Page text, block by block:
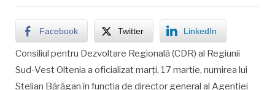
Facebook Twitter LinkedIn
Consiliul pentru Dezvoltare Regională (CDR) al Regiunii
Sud-Vest Oltenia a oficializat marți, 17 martie, numirea lui
Stelian Bărăgan în funcția de director general al Agenției